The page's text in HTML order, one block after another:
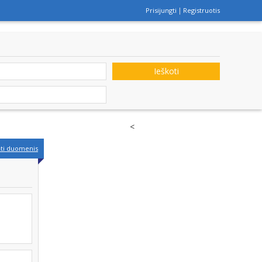
Prisijungti Registruotis
Ieškoti
duomenis
<